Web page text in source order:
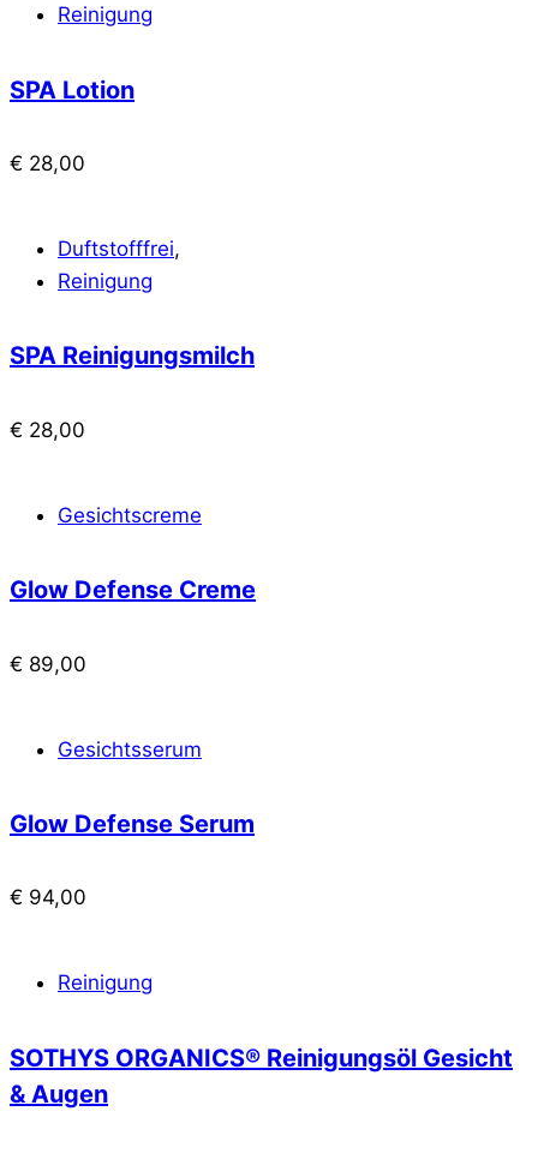
Reinigung
SPA Lotion
€ 28,00
Duftstofffrei,
Reinigung
SPA Reinigungsmilch
€ 28,00
Gesichtscreme
Glow Defense Creme
€ 89,00
Gesichtsserum
Glow Defense Serum
€ 94,00
Reinigung
SOTHYS ORGANICS® Reinigungsöl Gesicht
& Augen